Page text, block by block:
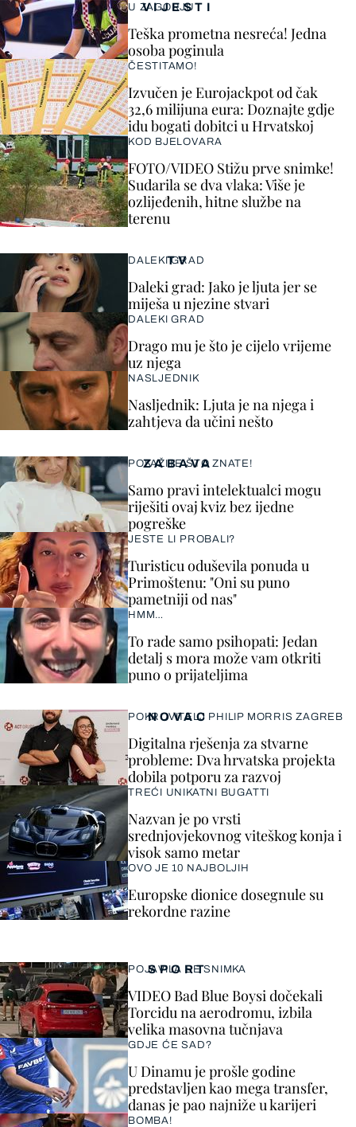
VIJESTI
U ZAGORJU
Teška prometna nesreća! Jedna
osoba poginula
ČESTITAMO!
Izvučen je Eurojackpot od čak
32,6 milijuna eura: Doznajte gdje
idu bogati dobitci u Hrvatskoj
KOD BJELOVARA
FOTO/VIDEO Stižu prve snimke!
Sudarila se dva vlaka: Više je
ozlijeđenih, hitne službe na
terenu
ZABAVA
POKAŽITE ŠTO ZNATE!
Samo pravi intelektualci mogu
riješiti ovaj kviz bez ijedne
pogreške
JESTE LI PROBALI?
Turisticu oduševila ponuda u
Primoštenu: "Oni su puno
pametniji od nas"
HMM…
To rade samo psihopati: Jedan
detalj s mora može vam otkriti
puno o prijateljima
SPORT
POJAVILA SE SNIMKA
VIDEO Bad Blue Boysi dočekali
Torcidu na aerodromu, izbila
velika masovna tučnjava
GDJE ĆE SAD?
U Dinamu je prošle godine
predstavljen kao mega transfer,
danas je pao najniže u karijeri
BOMBA!
TV
DALEKI GRAD
Daleki grad: Jako je ljuta jer se
miješa u njezine stvari
DALEKI GRAD
Drago mu je što je cijelo vrijeme
uz njega
NASLJEDNIK
Nasljednik: Ljuta je na njega i
zahtjeva da učini nešto
NOVAC
POKROVITELJ PHILIP MORRIS ZAGREB
Digitalna rješenja za stvarne
probleme: Dva hrvatska projekta
dobila potporu za razvoj
TREĆI UNIKATNI BUGATTI
Nazvan je po vrsti
srednjovjekovnog viteškog konja i
visok samo metar
OVO JE 10 NAJBOLJIH
Europske dionice dosegnule su
rekordne razine